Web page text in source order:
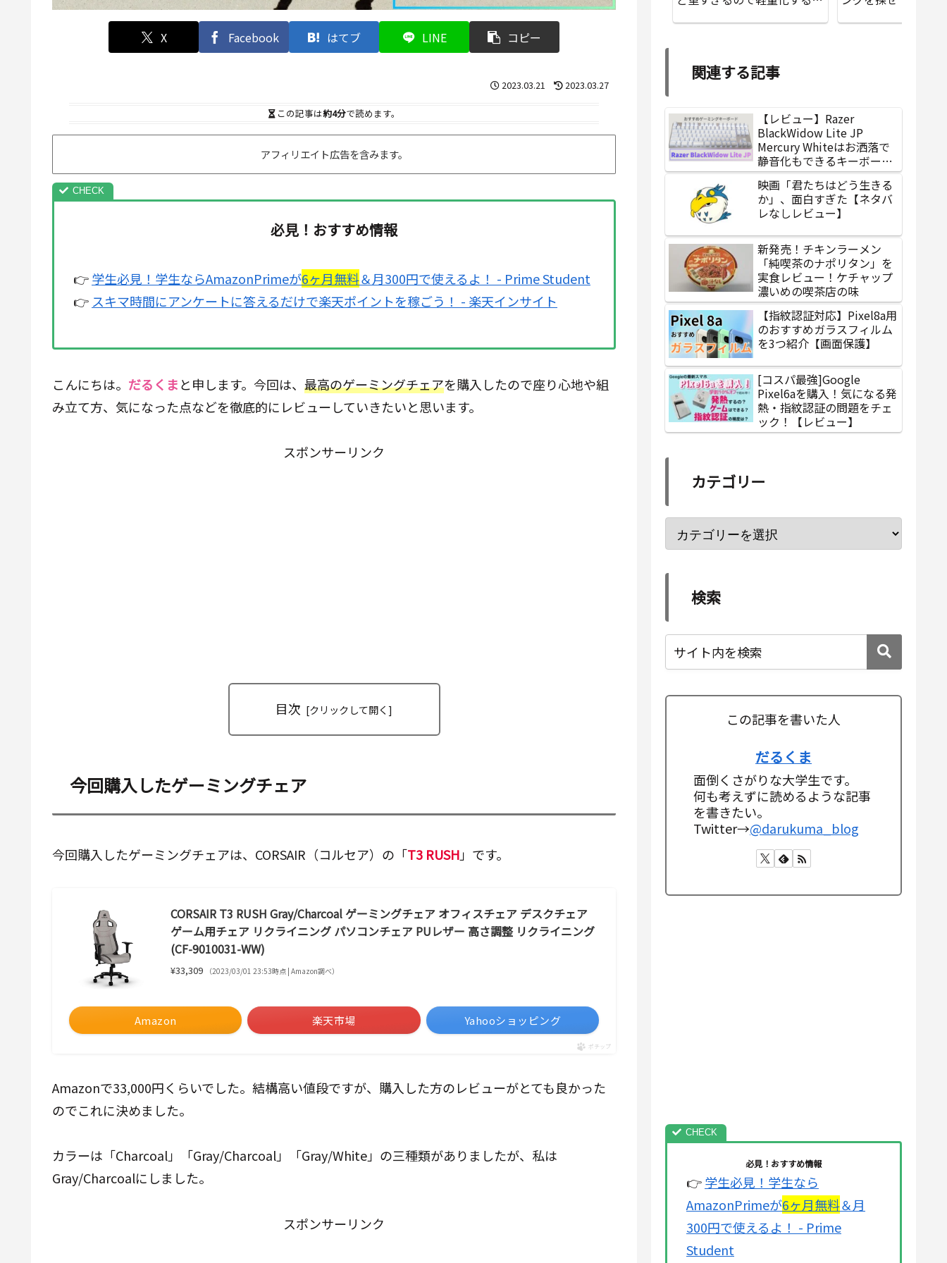
X Facebook はてブ LINE コピー
2023.03.21 2023.03.27
この記事は約4分で読めます。
アフィリエイト広告を含みます。
必見！おすすめ情報
👉学生必見！学生ならAmazonPrimeが6ヶ月無料＆月300円で使えるよ！ - Prime Student
👉 スキマ時間にアンケートに答えるだけで楽天ポイントを稼ごう！ - 楽天インサイト
こんにちは。 だるくまと申します。今回は、 最高のゲーミングチェアを購入したので座り心地や組
み立て方、気になった点などを徹底的にレビューしていきたいと思います。
スポンサーリンク
目次
今回購入したゲーミングチェア
今回購入したゲーミングチェアは、CORSAIR（コルセア）の「T3 RUSH」です。
CORSAIR T3 RUSH Gray/Charcoal ゲーミングチェア オフィスチェア デスクチェア
ゲーム用チェア リクライニング パソコンチェア PUレザー 高さ調整 リクライニング
(CF-9010031-WW)
¥33,309 （2023/03/01 23:53時点 | Amazon調べ）
Amazon 楽天市場 Yahooショッピング
ポチップ
Amazonで33,000円くらいでした。結構高い値段ですが、購入した方のレビューがとても良かった
のでこれに決めました。
カラーは「Charcoal」「Gray/Charcoal」「Gray/White」の三種類がありましたが、私は
Gray/Charcoalにしました。
スポンサーリンク
関連する記事
【レビュー】Razer
BlackWidow Lite JP
Mercury Whiteはお洒落で
静音化もできるキーボード
【オレンジ軸】
映画「君たちはどう生きる
か」、面白すぎた【ネタバ
レなしレビュー】
新発売！チキンラーメン
「純喫茶のナポリタン」を
実食レビュー！ケチャップ
濃いめの喫茶店の味
【指紋認証対応】Pixel8a用
のおすすめガラスフィルム
を3つ紹介【画面保護】
[コスパ最強]Google
Pixel6aを購入！気になる発
熱・指紋認証の問題をチェ
ック！【レビュー】
カテゴリー
検索
この記事を書いた人
だるくま
面倒くさがりな大学生です。
何も考えずに読めるような記事
を書きたい。
Twitter→@darukuma_blog
必見！おすすめ情報
👉学生必見！学生なら
AmazonPrimeが6ヶ月無料＆月
300円で使えるよ！ - Prime
Student